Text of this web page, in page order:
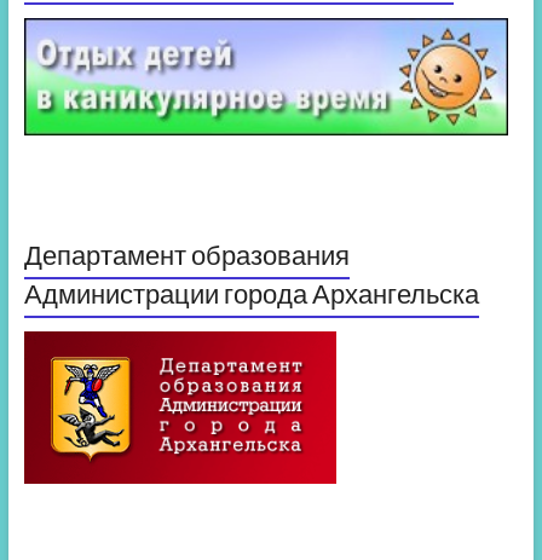
Департамент образования
Администрации города Архангельска